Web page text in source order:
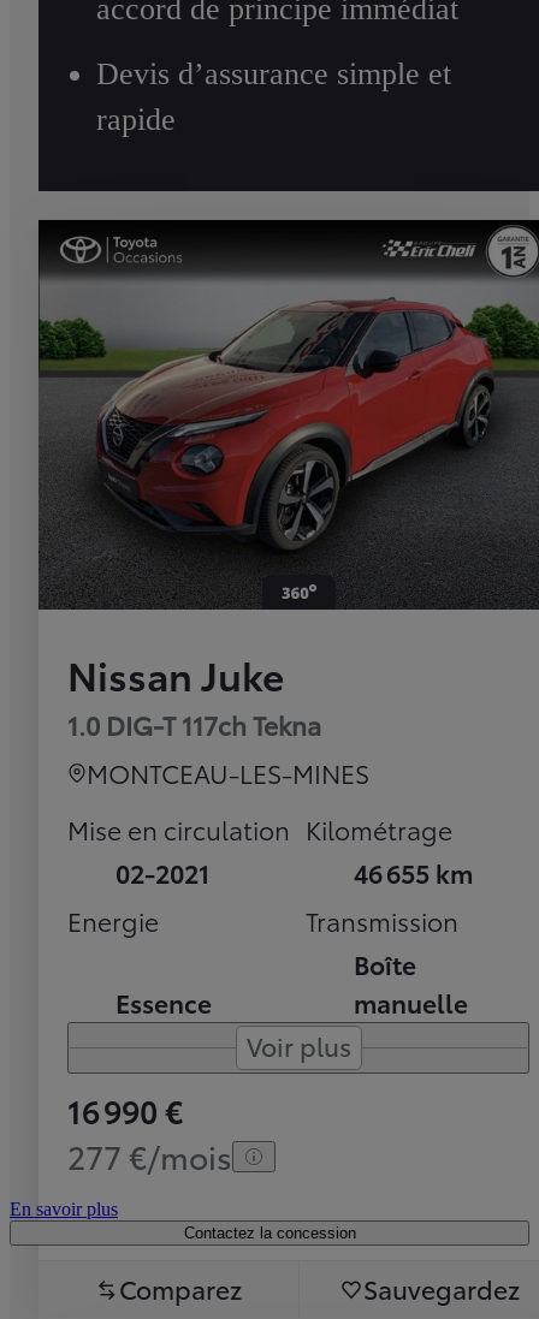
accord de principe immédiat
Devis d’assurance simple et
rapide
Nissan Juke
1.0 DIG-T 117ch Tekna
MONTCEAU-LES-MINES
Mise en circulation
02-2021
Kilométrage
46 655 km
Energie
Essence
Transmission
Boîte
manuelle
Voir plus
16 990 €
277 €/mois
En savoir plus
Contactez la concession
Comparez Sauvegardez